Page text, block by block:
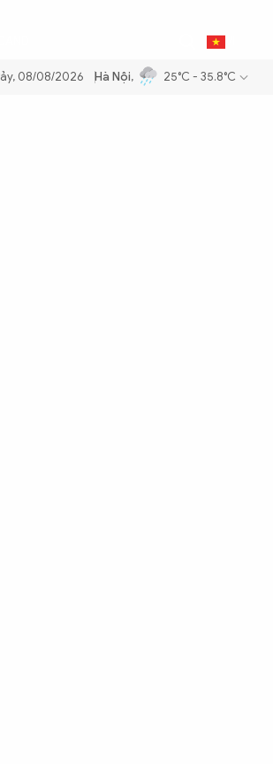
năng lượng quốc gia Thực hiện Nghị
08/08/2026 Hà Nội, 25°C - 35.8°C